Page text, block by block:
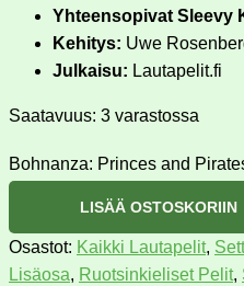
Yhteensopivat Sleevy
Kehitys: Uwe
Julkaisu: Lautapelit.fi
Saatavuus: 3 varastossa
Bohnanza: Princes and
LISÄÄ OSTOSKORIIN
Osastot: Kaikki Lautapelit,
Lisäosa, Ruotsinkieliset Pelit,